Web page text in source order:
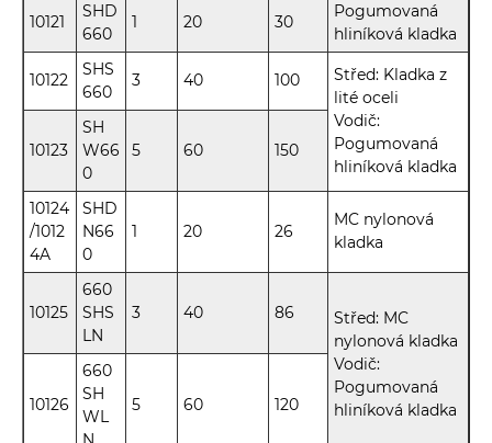
10121
SHD
660
1 20 30
Pogumovaná
hliníková kladka
10122
SHS
660
3 40 100
Střed: Kladka z
lité oceli
Vodič:
Pogumovaná
hliníková kladka
10123
SH
W66
0
5 60 150
10124
/1012
4A
SHD
N66
0
1 20 26
MC nylonová
kladka
10125
660
SHS
LN
3 40 86
Střed: MC
nylonová kladka
Vodič:
Pogumovaná
hliníková kladka
10126
660
SH
WL
5 60 120